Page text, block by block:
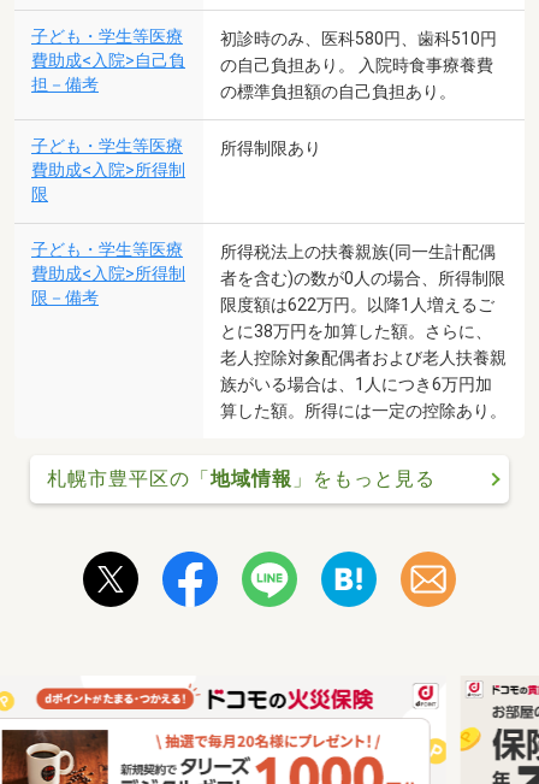
子ども・学生等医療
費助成<入院>自己負
担－備考
初診時のみ、医科580円、歯科510円
の自己負担あり。 入院時食事療養費
の標準負担額の自己負担あり。
子ども・学生等医療
費助成<入院>所得制
限
所得制限あり
子ども・学生等医療
費助成<入院>所得制
限－備考
所得税法上の扶養親族(同一生計配偶
者を含む)の数が0人の場合、所得制限
限度額は622万円。以降1人増えるご
とに38万円を加算した額。さらに、
老人控除対象配偶者および老人扶養親
族がいる場合は、1人につき6万円加
算した額。所得には一定の控除あり。
札幌市豊平区の「地域情報 」をもっと見る